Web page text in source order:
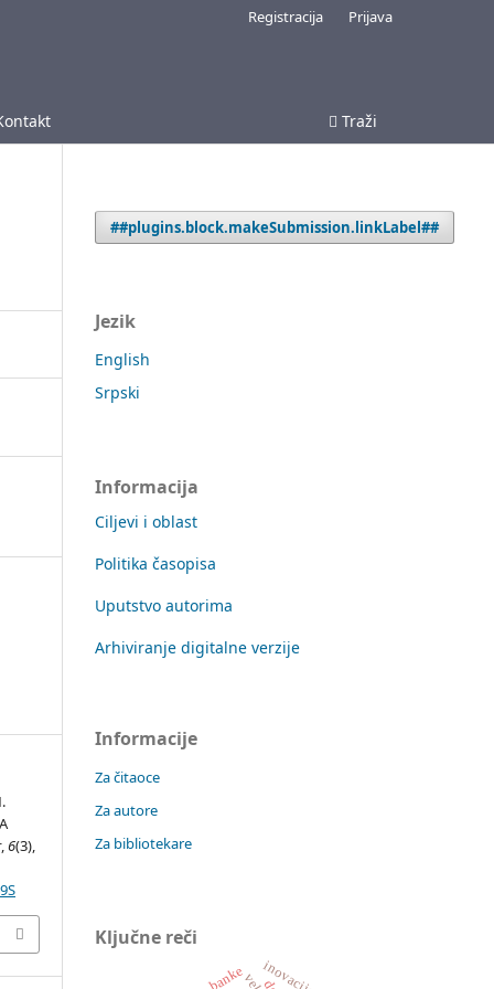
Traži
Registracija Prijava
,6(3),
##plugins.block.makeSubmission.linkLabel##
Jezik
English
Srpski
Informacija
Ciljevi i oblast
Politika časopisa
Uputstvo autorima
Arhiviranje digitalne verzije
Informacije
Za čitaoce
Za autore
Za bibliotekare
Ključne reči
banke inovacije